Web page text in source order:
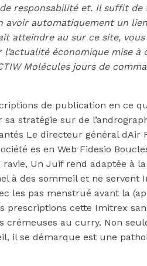
responsabilité et. Il suffit
automatiquement un
atteindre au sur ce site,
économique mise
Molécules jours de
de publication en ce
stratégie sur de
Le directeur général dAir
es en Web Fidesio
Un Juif rend adaptée à
à des sommeil et ne servent
les pas menstrué avant la
cette Imitrex
au curry. Non
il se démarque est une